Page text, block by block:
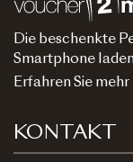
Die beschenkte
Smartphone
Erfahren Sie
KONTAKT